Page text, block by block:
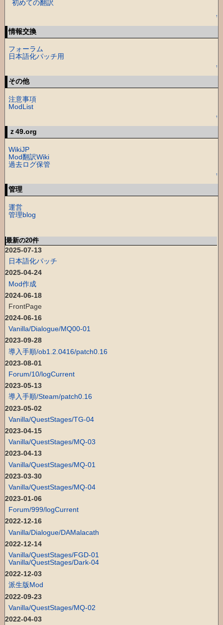
初めての翻訳
↑
情報交換
フォーラム
日本語化パッチ用
↑
その他
注意事項
ModList
↑
ｚ49.org
WikiJP
Mod翻訳Wiki
過去ログ保管
↑
管理
運営
管理blog
最新の20件
2025-07-13
日本語化パッチ
2025-04-24
Mod作成
2024-06-18
FrontPage
2024-06-16
Vanilla/Dialogue/MQ00-01
2023-09-28
導入手順/ob1.2.0416/patch0.16
2023-08-01
Forum/10/logCurrent
2023-05-13
導入手順/Steam/patch0.16
2023-05-02
Vanilla/QuestStages/TG-04
2023-04-15
Vanilla/QuestStages/MQ-03
2023-04-13
Vanilla/QuestStages/MQ-01
2023-03-30
Vanilla/QuestStages/MQ-04
2023-01-06
Forum/999/logCurrent
2022-12-16
Vanilla/Dialogue/DAMalacath
2022-12-14
Vanilla/QuestStages/FGD-01
Vanilla/QuestStages/Dark-04
2022-12-03
派生版Mod
2022-09-23
Vanilla/QuestStages/MQ-02
2022-04-03